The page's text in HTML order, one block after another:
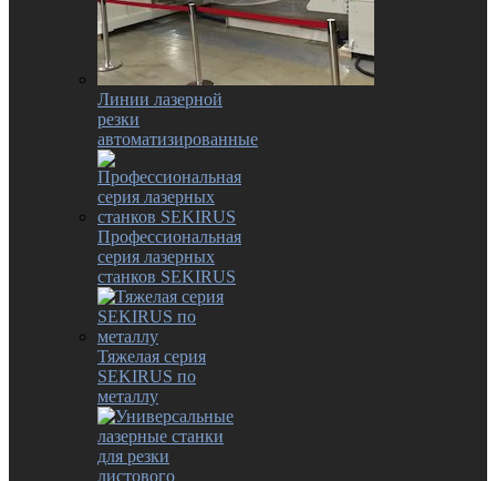
Линии лазерной
резки
автоматизированные
Профессиональная
серия лазерных
станков SEKIRUS
Тяжелая серия
SEKIRUS по
металлу